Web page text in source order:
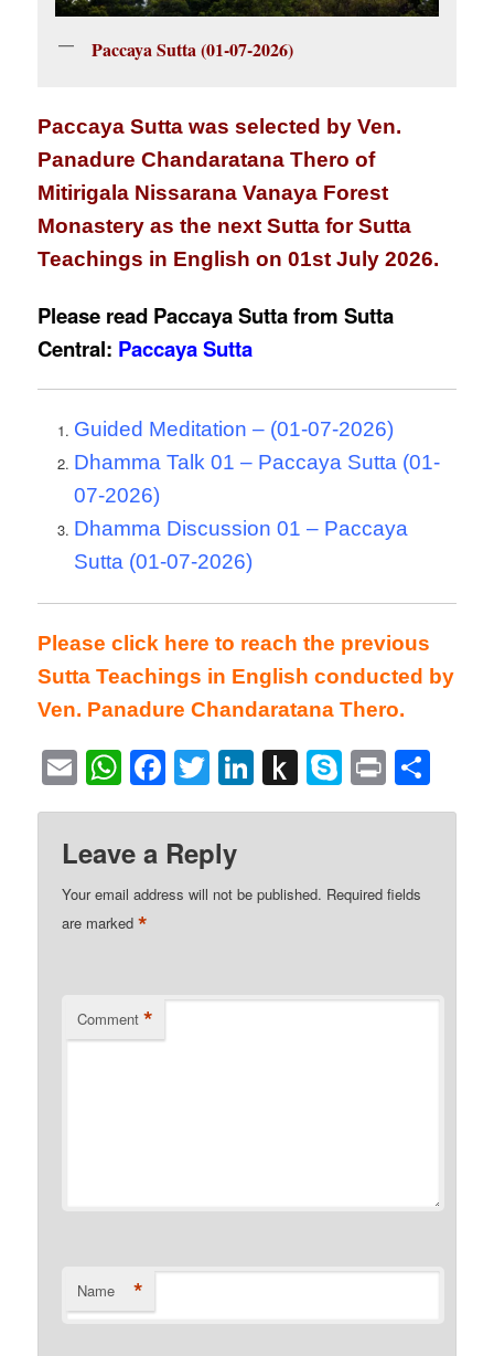
Paccaya Sutta (01-07-2026)
Paccaya Sutta was selected by Ven.
Panadure Chandaratana Thero of
Mitirigala Nissarana Vanaya Forest
Monastery as the next Sutta for Sutta
Teachings in English on 01st July 2026.
Please read Paccaya Sutta from Sutta
Central: Paccaya Sutta
Guided Meditation – (01-07-2026)
Dhamma Talk 01 – Paccaya Sutta (01-
07-2026)
Dhamma Discussion 01 – Paccaya
Sutta (01-07-2026)
Please click here to reach the previous
Sutta Teachings in English conducted by
Ven. Panadure Chandaratana Thero.
EmailWhatsApp
Facebook
Twitter
LinkedIn
Push
to
Skype
Print
Leave a Reply
Your email address will not be published. Required fields
are marked*
Comment *
Name *